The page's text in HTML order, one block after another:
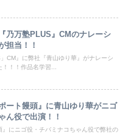
乃万塾PLUS』CMのナレーシ
担当！！
CM』に弊社『青山ゆり華』がナレーシ
！！作品名学習...
ート饅頭』に青山ゆり華がニゴ
ん役で出演！！
にニゴ役・チバミナコちゃん役で弊社の